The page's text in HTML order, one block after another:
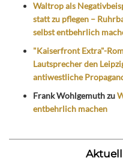
Waltrop als
statt zu pflegen –
selbst entbehrlich
"Kaiserfront Extra"-
Lautsprecher den
antiwestliche
Frank Wohlgemuthzu
entbehrlich machen